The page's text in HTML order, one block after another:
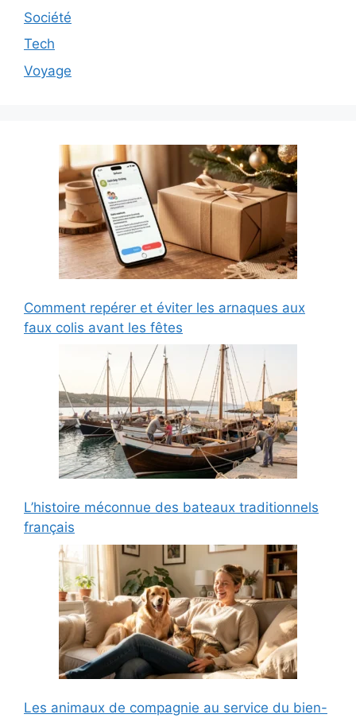
Société
Tech
Voyage
Comment repérer et éviter les arnaques aux
faux colis avant les fêtes
L’histoire méconnue des bateaux traditionnels
français
Les animaux de compagnie au service du bien-